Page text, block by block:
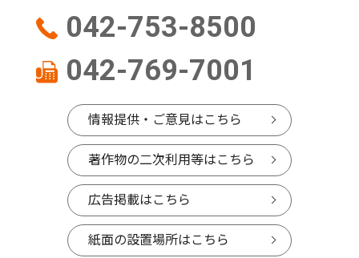
042-753-8500
042-769-7001
情報提供・ご意見はこちら
著作物の二次利用等はこちら
広告掲載はこちら
紙面の設置場所はこちら